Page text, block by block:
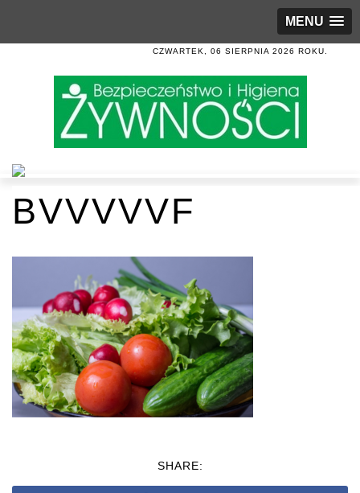
MENU
CZWARTEK, 06 SIERPNIA 2026 ROKU.
BVVVVVF
SHARE: